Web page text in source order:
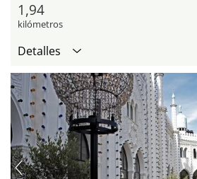
1,94
kilómetros
Detalles